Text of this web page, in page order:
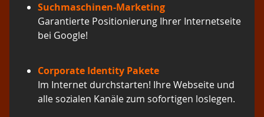
Suchmaschinen-Marketing
Garantierte Positionierung Ihrer Internetseite
bei Google!
Corporate Identity Pakete
Im Internet durchstarten! Ihre Webseite und
alle sozialen Kanäle zum sofortigen loslegen.